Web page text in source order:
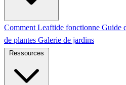
Comment Leaftide fonctionne Guide
de plantes Galerie de jardins
Ressources